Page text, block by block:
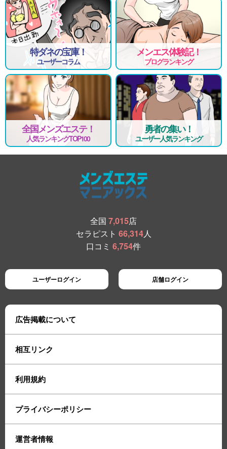
特ダネの宝庫！
ユーザーコラム
メンエス体験記！
ブログランキング
全国メンズエステ！
人気ランキングTOP100
勇者の集い！
ユーザー人気ランキング
全国 7,015店
セラピスト 66,314人
口コミ 6,754件
ユーザーログイン 店舗ログイン
広告掲載について
相互リンク
利用規約
プライバシーポリシー
運営者情報